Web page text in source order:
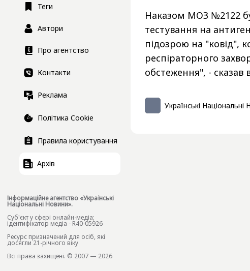
Теги
Автори
Про агентство
Контакти
Реклама
Політика Cookie
Правила користування
Архів
Інформаційне агентство «Українські
Національні Новини».
Cуб'єкт у сфері онлайн-медіа;
ідентифікатор медіа - R40-05926
Ресурс призначений для осіб, які
досягли 21-річного віку
Всі права захищені. © 2007 — 2026
Наказом МОЗ №2122
тестування на
підозрою на "ковід",
респіраторного
обстеження", - сказав
Українські Національні